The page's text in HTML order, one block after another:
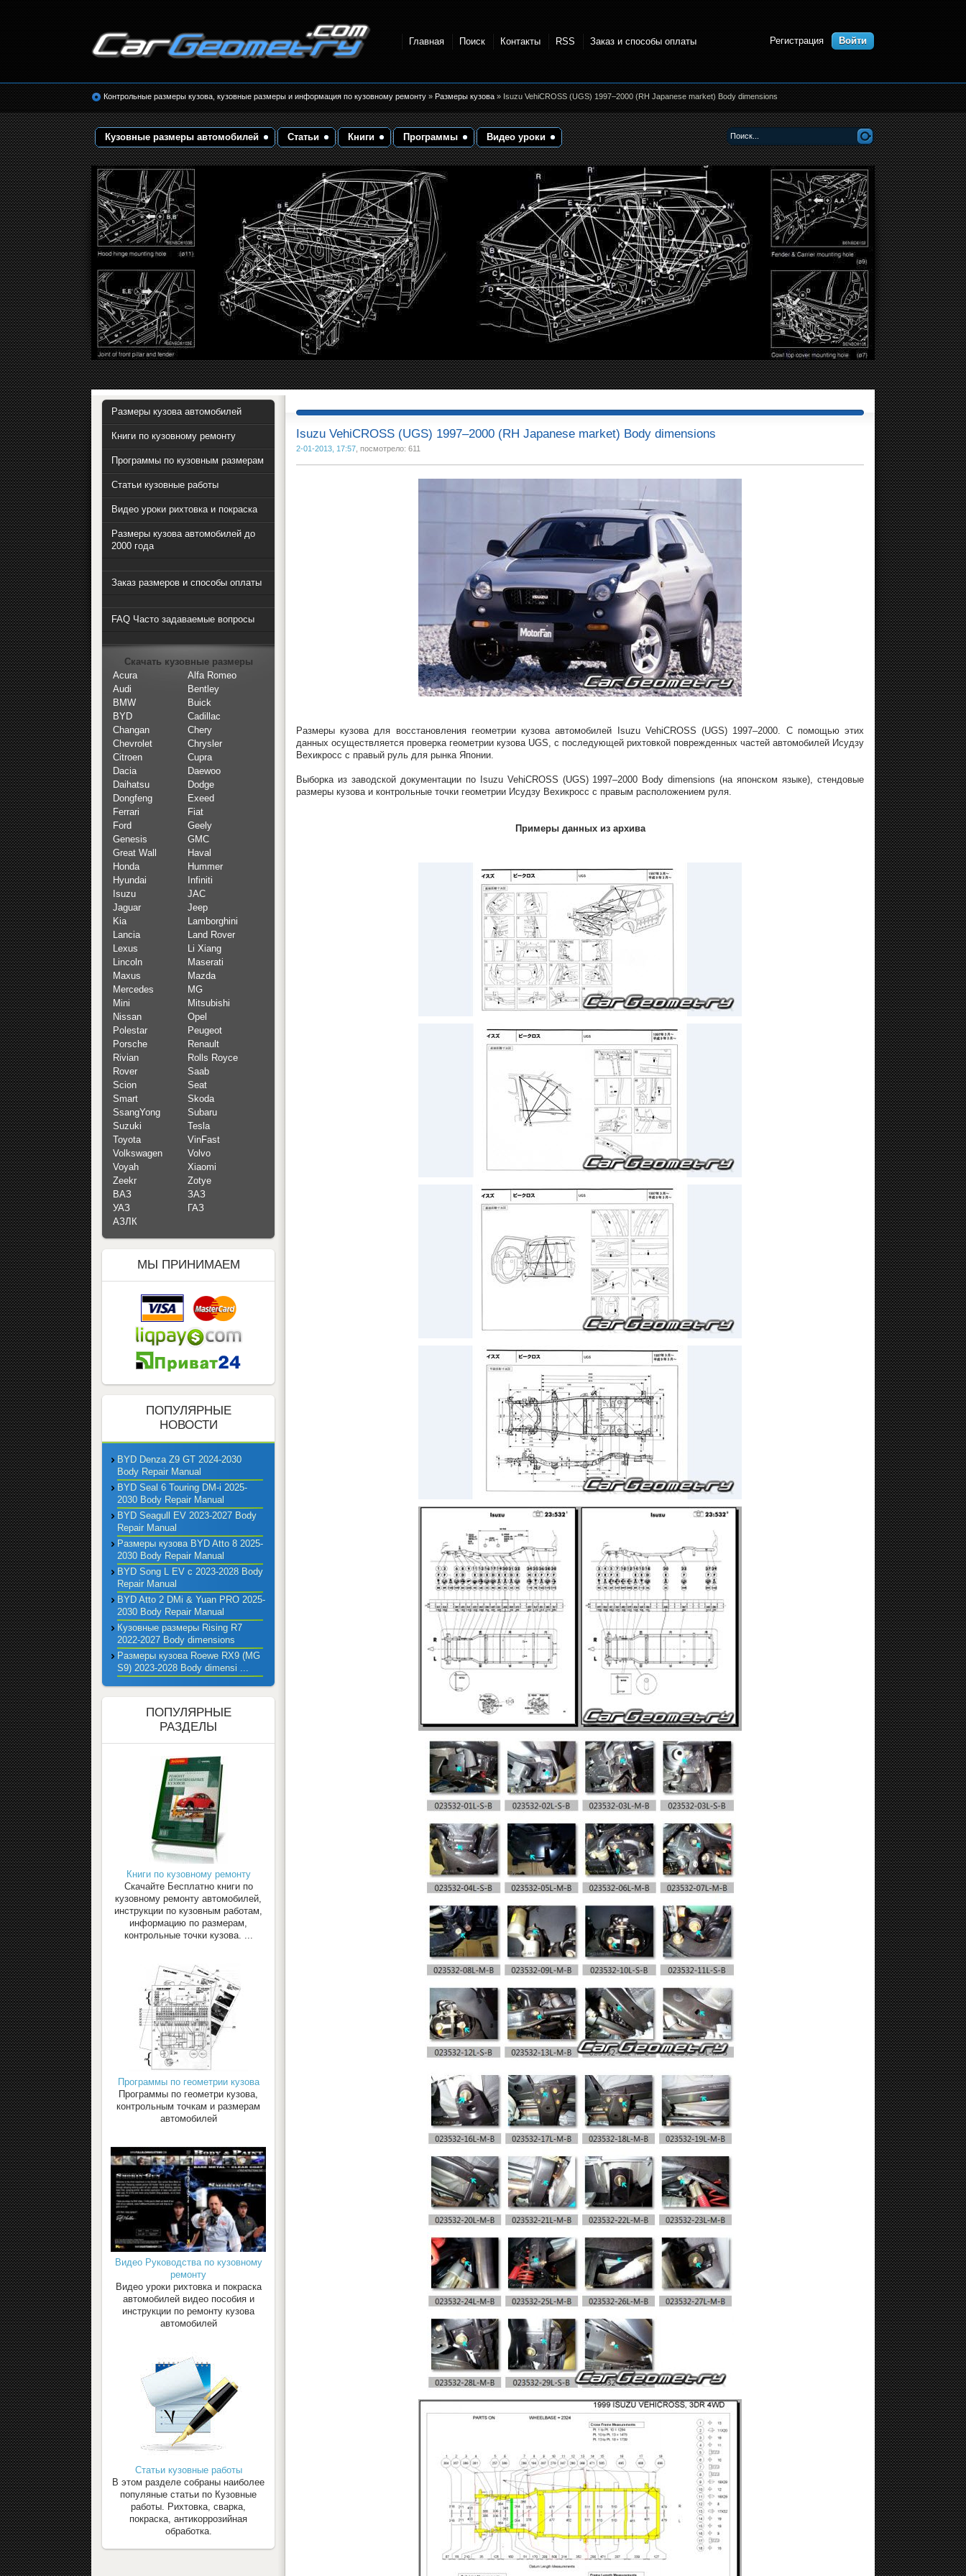
кузовные размеры. Геометрия кузова
Главная Поиск Контакты RSS Заказ и способы оплаты Регистрация Войти
Контрольные размеры кузова, кузовные размеры и информация по кузовному ремонту»Размеры кузова» Isuzu VehiCROSS (UGS) 1997–2000 (RH Japanese market) Body dimensions
Кузовные размеры автомобилей Статьи Книги Программы Видео уроки
Isuzu VehiCROSS (UGS) 1997–2000 (RH Japanese market) Body dimensions
2-01-2013, 17:57, посмотрело: 611
Размеры кузова для восстановления геометрии кузова автомобилей Isuzu VehiCROSS (UGS) 1997–2000. С помощью этих
данных осуществляется проверка геометрии кузова UGS, с последующей рихтовкой поврежденных частей автомобилей Исудзу
Вехикросс с правый руль для рынка Японии.
Выборка из заводской документации по Isuzu VehiCROSS (UGS) 1997–2000 Body dimensions (на японском языке), стендовые
размеры кузова и контрольные точки геометрии Исудзу Вехикросс с правым расположением руля.
Примеры данных из архива
Размеры кузова автомобилей
Книги по кузовному ремонту
Программы по кузовным размерам
Статьи кузовные работы
Видео уроки рихтовка и покраска
Размеры кузова автомобилей до
2000 года
Заказ размеров и способы оплаты
FAQ Часто задаваемые вопросы
Скачать кузовные размеры
Acura
Alfa Romeo
Audi
Bentley
BMW
Buick
BYD
Cadillac
Changan
Chery
Chevrolet
Chrysler
Citroen
Cupra
Dacia
Daewoo
Daihatsu
Dodge
Dongfeng
Exeed
Ferrari
Fiat
Ford
Geely
Genesis
GMC
Great Wall
Haval
Honda
Hummer
Hyundai
Infiniti
Isuzu
JAC
Jaguar
Jeep
Kia
Lamborghini
Lancia
Land Rover
Lexus
Li Xiang
Lincoln
Maserati
Maxus
Mazda
Mercedes
MG
Mini
Mitsubishi
Nissan
Opel
Polestar
Peugeot
Porsche
Renault
Rivian
Rolls Royce
Rover
Saab
Scion
Seat
Smart
Skoda
SsangYong
Subaru
Suzuki
Tesla
Toyota
VinFast
Volkswagen
Volvo
Voyah
Xiaomi
Zeekr
Zotye
ВАЗ
ЗАЗ
УАЗ
ГАЗ
АЗЛК
МЫ ПРИНИМАЕМ
ПОПУЛЯРНЫЕ
НОВОСТИ
BYD Denza Z9 GT 2024-2030
Body Repair Manual
BYD Seal 6 Touring DM-i 2025-
2030 Body Repair Manual
BYD Seagull EV 2023-2027 Body
Repair Manual
Размеры кузова BYD Atto 8 2025-
2030 Body Repair Manual
BYD Song L EV с 2023-2028 Body
Repair Manual
BYD Atto 2 DMi & Yuan PRO 2025-
2030 Body Repair Manual
Кузовные размеры Rising R7
2022-2027 Body dimensions
Размеры кузова Roewe RX9 (MG
S9) 2023-2028 Body dimensi ...
ПОПУЛЯРНЫЕ
РАЗДЕЛЫ
Книги по кузовному ремонту
Скачайте Бесплатно книги по
кузовному ремонту автомобилей,
инструкции по кузовным работам,
информацию по размерам,
контрольные точки кузова. ...
Программы по геометрии кузова
Программы по геометри кузова,
контрольным точкам и размерам
автомобилей
Видео Руководства по кузовному
ремонту
Видео уроки рихтовка и покраска
автомобилей видео пособия и
инструкции по ремонту кузова
автомобилей
Статьи кузовные работы
В этом разделе собраны наиболее
популяные статьи по Кузовные
работы. Рихтовка, сварка,
покраска, антикоррозийная
обработка.